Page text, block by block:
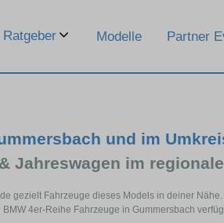
Ratgeber Modelle Partner
und im
Jahreswagen im
gezielt Fahrzeuge dieses Models in deiner
4er-Reihe Fahrzeuge in Gummersbach